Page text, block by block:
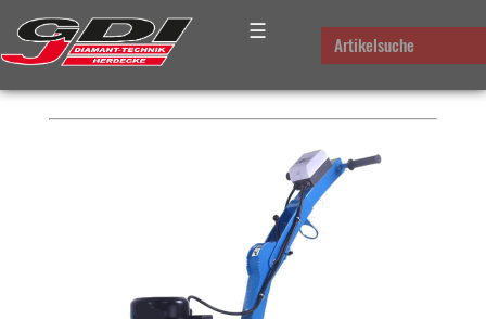
☰ Artikelsuche
PLATZHALTER FÜR DAS
BREADCRUMB-MENUE